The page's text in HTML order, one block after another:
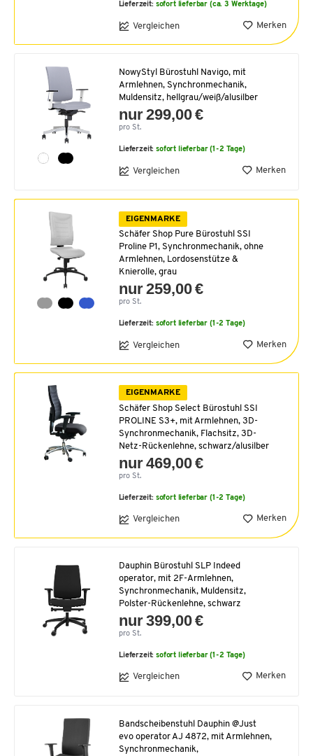
Lieferzeit: sofort lieferbar (ca. 3 Werktage)
Vergleichen Merken
NowyStyl Bürostuhl Navigo, mit
Armlehnen, Synchronmechanik,
Muldensitz, hellgrau/weiß/alusilber
nur 299,00 €
pro St.
Lieferzeit:sofort lieferbar (1-2 Tage)
Vergleichen Merken
EIGENMARKE
Schäfer Shop Pure Bürostuhl SSI
Proline P1, Synchronmechanik, ohne
Armlehnen, Lordosenstütze &
Knierolle, grau
nur 259,00 €
pro St.
Lieferzeit: sofort lieferbar (1-2 Tage)
Vergleichen Merken
EIGENMARKE
Schäfer Shop Select Bürostuhl SSI
PROLINE S3+, mit Armlehnen, 3D-
Synchronmechanik, Flachsitz, 3D-
Netz-Rückenlehne, schwarz/alusilber
nur 469,00 €
pro St.
Lieferzeit: sofort lieferbar (1-2 Tage)
Vergleichen Merken
Dauphin Bürostuhl SLP Indeed
operator, mit 2F-Armlehnen,
Synchronmechanik, Muldensitz,
Polster-Rückenlehne, schwarz
nur 399,00 €
pro St.
Lieferzeit:sofort lieferbar (1-2 Tage)
Vergleichen Merken
Bandscheibenstuhl Dauphin @Just
evo operator AJ 4872, mit Armlehnen,
Synchronmechanik,